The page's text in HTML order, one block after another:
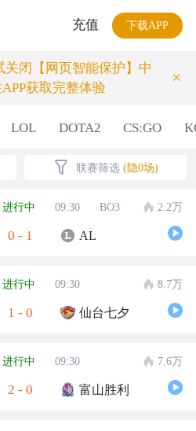
充值 下载APP
闭【网页智能保护】中
获取完整体验
×
LOL DOTA2 CS:GO
联赛筛选 (隐0场)
进行中 09:30 BO3 2.2万
0 - 1 AL
进行中 09:30 8.7万
1 - 0 仙台七夕
进行中 09:30 7.6万
2 - 0 富山胜利